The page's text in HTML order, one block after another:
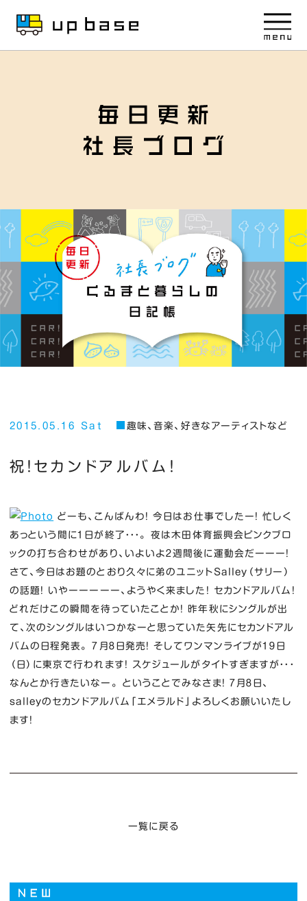
2015.05.16 Sat 趣味、音楽、好きなアーティストなど
祝！セカンドアルバム！
どーも、こんばんわ！ 今日はお仕事でしたー！ 忙しく
あっという間に１日が終了・・・。 夜は木田体育振興会ピンクブロ
ックの打ち合わせがあり、いよいよ２週間後に運動会だーーー！
さて、今日はお題のとおり久々に弟のユニットSalley（サリー）
の話題！ いやーーーーー、ようやく来ました！ セカンドアルバム！
どれだけこの瞬間を待っていたことか！ 昨年秋にシングルが出
て、次のシングルはいつかなーと思っていた矢先にセカンドアル
バムの日程発表。 ７月８日発売！ そしてワンマンライブが１９日
（日）に東京で行われます！ スケジュールがタイトすぎますが・・・
なんとか行きたいなー。 ということでみなさま！ ７月８日、
salleyのセカンドアルバム「エメラルド」よろしくお願いいたし
ます！
一覧に戻る